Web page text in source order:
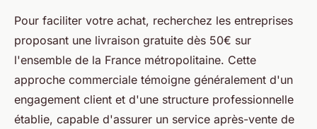
Pour faciliter votre achat, recherchez les entreprises
proposant une livraison gratuite dès 50€ sur
l'ensemble de la France métropolitaine. Cette
approche commerciale témoigne généralement d'un
engagement client et d'une structure professionnelle
établie, capable d'assurer un service après-vente de